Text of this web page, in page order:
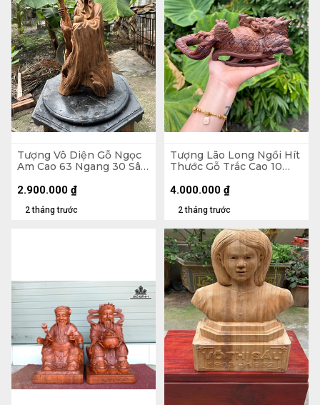
Tượng Vô Diện Gỗ Ngọc
Am Cao 63 Ngang 30 Sâu
2 tháng trước
2.900.000 ₫
Tượng Lão Long Ngồi Hít
Thước Gỗ Trắc Cao 10
2 tháng trước
4.000.000 ₫